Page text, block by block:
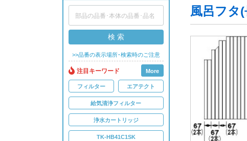
検 索
>>品番の表示場所･検索時のご注意
注目キーワード More
フィルター エアテクト
給気清浄フィルター
浄水カートリッジ
TK-HB41C1SK
風呂フタ